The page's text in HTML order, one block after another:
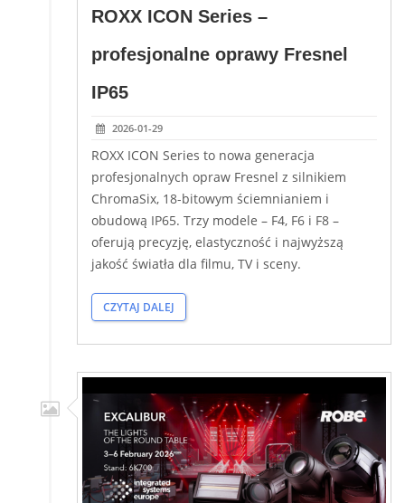
ROXX ICON Series –
profesjonalne oprawy Fresnel
IP65
2026-01-29
ROXX ICON Series to nowa generacja
profesjonalnych opraw Fresnel z silnikiem
ChromaSix, 18-bitowym ściemnianiem i
obudową IP65. Trzy modele – F4, F6 i F8 –
oferują precyzję, elastyczność i najwyższą
jakość światła dla filmu, TV i sceny.
CZYTAJ DALEJ